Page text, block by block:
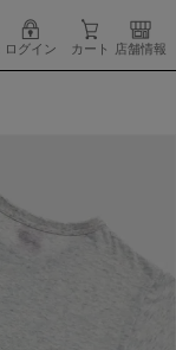
ログイン カート 店舗情報